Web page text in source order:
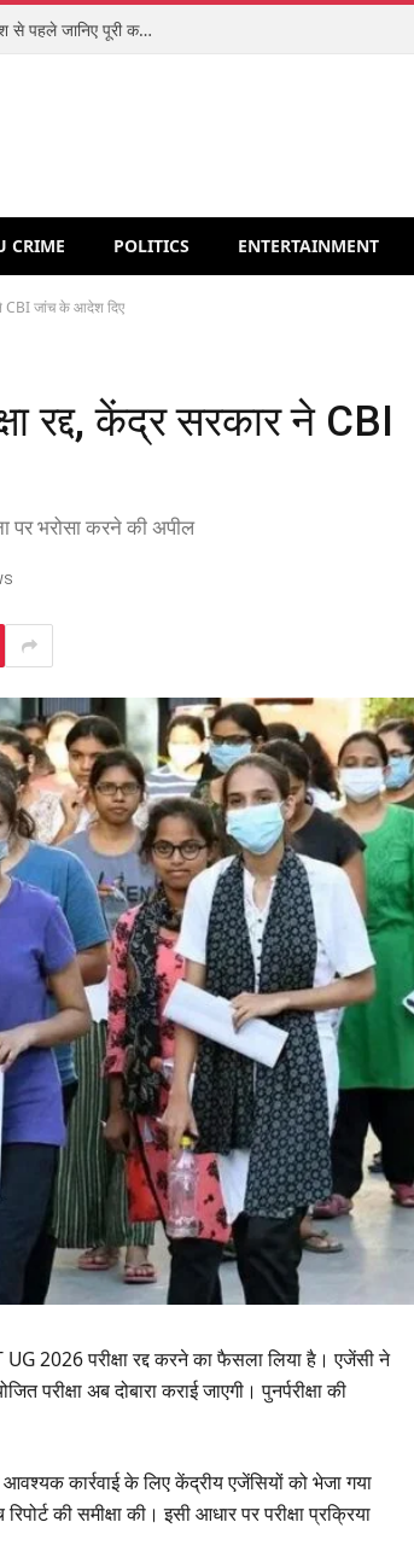
शिपरॉकेट आईपीओ: मजबूत कारोबार या वैल्यूएशन का जाल? निवेश से पहले जानिए पूरी कहानी
CRIME POLITICS ENTERTAINMENT
ने CBI जांच के आदेश दिए
रद्द, केंद्र सरकार ने CBI
पर भरोसा करने की अपील
2026 परीक्षा रद्द करने का फैसला लिया है। एजेंसी ने
अब दोबारा कराई जाएगी। पुनर्परीक्षा की
कार्रवाई के लिए केंद्रीय एजेंसियों को भेजा गया
की समीक्षा की। इसी आधार पर परीक्षा प्रक्रिया